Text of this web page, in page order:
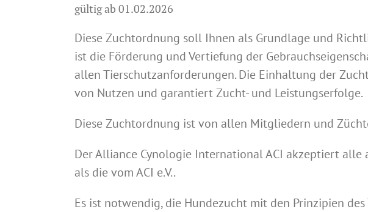
gültig ab 01.02.2026
Diese Zuchtordnung soll Ihnen als Grundlage und
ist die Förderung und Vertiefung der
allen Tierschutzanforderungen. Die Einhaltung der
von Nutzen und garantiert Zucht- und Leistungserfolge.
Diese Zuchtordnung ist von allen Mitgliedern und
Der Alliance Cynologie International ACI akzeptiert
als die vom ACI e.V..
Es ist notwendig, die Hundezucht mit den Prinzipien